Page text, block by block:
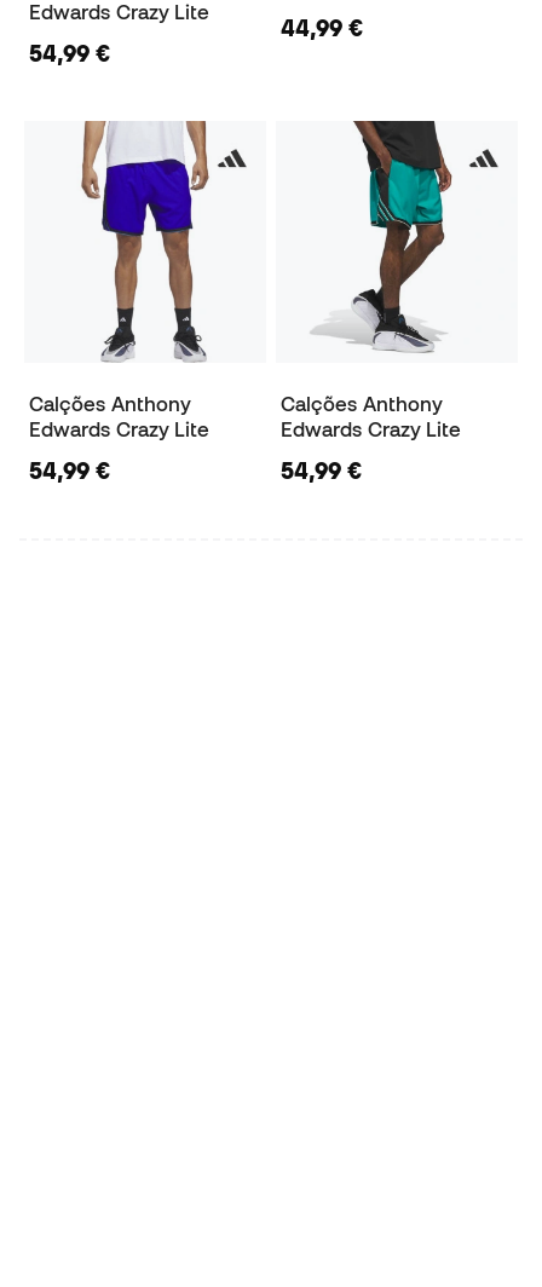
Edwards Crazy Lite
54,99 €
44,99 €
Calções Anthony
Edwards Crazy Lite
54,99 €
Calções Anthony
Edwards Crazy Lite
54,99 €